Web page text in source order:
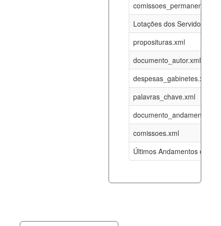
Lotações dos Servidores
proposituras.xml
documento_autor.xml
despesas_gabinetes.xml
palavras_chave.xml
documento_andamento.xml
comissoes.xml
Últimos Andamentos de
07-08-
funcionarios_lotacoes.xml
funcionarios_cargos.xml 12-05-
07-08-
documento_andamento.xml 07-08-
palavras_chave.xml 07-08-